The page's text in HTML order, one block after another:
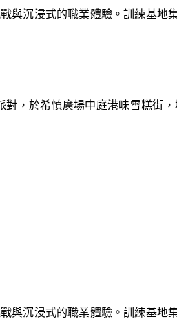
與沉浸式的職業體驗。訓練基地
，於希慎廣場中庭港味雪糕街
與沉浸式的職業體驗。訓練基地